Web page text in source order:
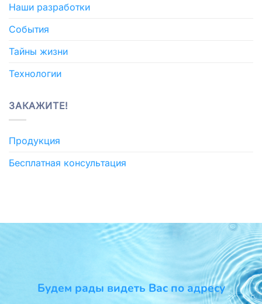
Наши разработки
События
Тайны жизни
Технологии
ЗАКАЖИТЕ!
Продукция
Бесплатная консультация
Будем рады видеть Вас по адресу